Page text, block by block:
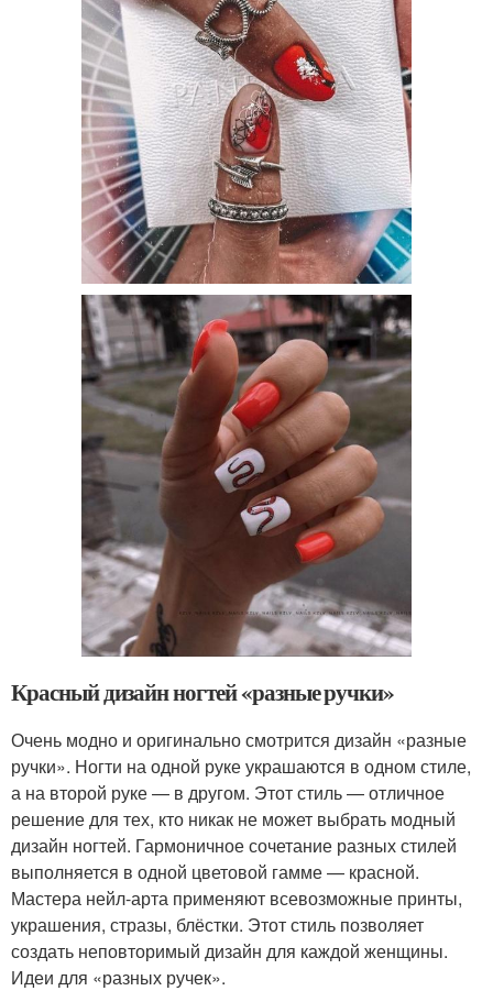
Красный дизайн ногтей «разные ручки»
Очень модно и оригинально смотрится дизайн «разные
ручки». Ногти на одной руке украшаются в одном стиле,
а на второй руке — в другом. Этот стиль — отличное
решение для тех, кто никак не может выбрать модный
дизайн ногтей. Гармоничное сочетание разных стилей
выполняется в одной цветовой гамме — красной.
Мастера нейл-арта применяют всевозможные принты,
украшения, стразы, блёстки. Этот стиль позволяет
создать неповторимый дизайн для каждой женщины.
Идеи для «разных ручек».